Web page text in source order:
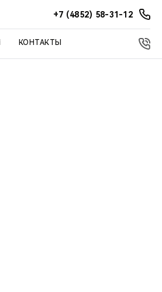
+7 (4852) 58-31-12
КОНТАКТЫ